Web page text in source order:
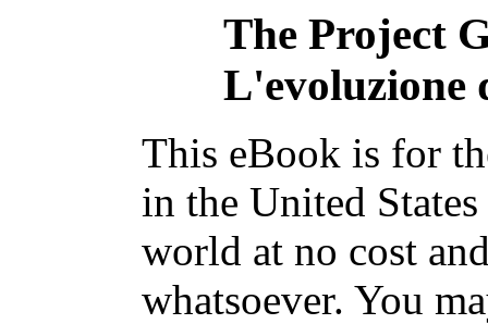
The Project
L'evoluzione
This eBook is for
in the United
world at no cost
whatsoever. You